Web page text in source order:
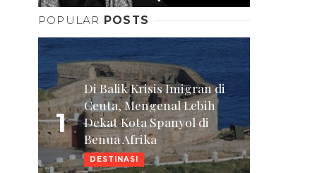
POPULAR POSTS
1
Di Balik Krisis Imigran di
Ceuta, Mengenal Lebih
Dekat Kota Spanyol di
Benua Afrika
DESTINASI